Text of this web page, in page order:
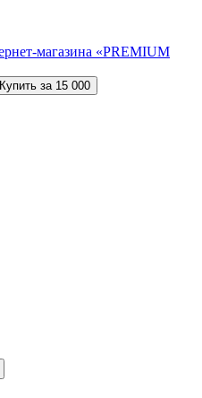
Купить за 15 000